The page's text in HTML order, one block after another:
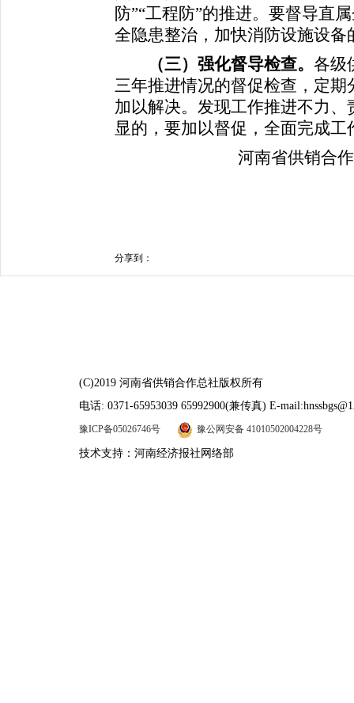
防”“工程防”的推进。要督导直
全隐患整治，加快消防设施设备
（三）强化督导检查。 各级
三年推进情况的督促检查，定
加以解决。发现工作推进不力
显的，要加以督促，全面完成工
河南省供销合
分享到：
(C)2019 河南省供销合作总社版权所有
电话: 0371-65953039 65992900(兼传真) E-
豫ICP备05026746号 豫公网安备 41010502004228号
技术支持：河南经济报社网络部